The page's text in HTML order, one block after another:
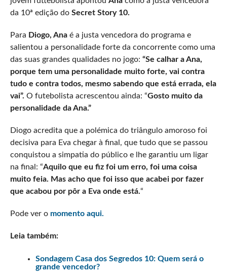
da 10ª edição do Secret Story 10.
Para Diogo, Anaé a justa vencedora do programa e
salientou a personalidade forte da concorrente como uma
das suas grandes qualidades no jogo: “Se calhar a Ana,
porque tem uma personalidade muito forte, vai contra
tudo e contra todos, mesmo sabendo que está errada, ela
vai”. O futebolista acrescentou ainda: “Gosto muito da
personalidade da Ana.”
Diogo acredita que a polémica do triângulo amoroso foi
decisiva para Eva chegar à final, que tudo que se passou
conquistou a simpatia do público e lhe garantiu um ligar
na final: “Aquilo que eu fiz foi um erro, foi uma coisa
muito feia. Mas acho que foi isso que acabei por fazer
que acabou por pôr a Eva onde está.“
Pode ver o momento aqui.
Leia também:
Sondagem Casa dos Segredos 10: Quem será o
grande vencedor?